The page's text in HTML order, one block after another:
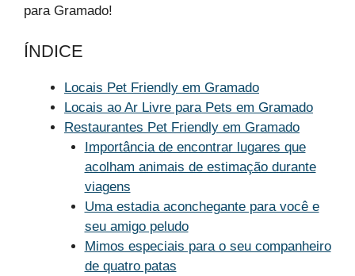
para Gramado!
ÍNDICE
Locais Pet Friendly em Gramado
Locais ao Ar Livre para Pets em Gramado
Restaurantes Pet Friendly em Gramado
Importância de encontrar lugares que
acolham animais de estimação durante
viagens
Uma estadia aconchegante para você e
seu amigo peludo
Mimos especiais para o seu companheiro
de quatro patas